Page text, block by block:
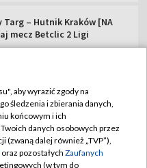
Targ – Hutnik Kraków [NA
mecz Betclic 2 Ligi
TVP
TVP
TVP
aby wyrazić zgody na
śledzenia i zbierania danych,
końcowym i ich
danych osobowych przez
(zwaną dalej również „TVP”),
oraz pozostałych Zaufanych
(w tym do